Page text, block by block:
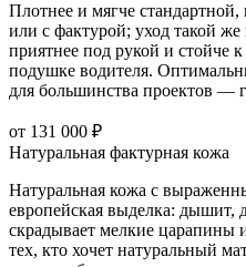
Плотнее и мягче
или с фактурой; уход такой
приятнее под рукой и стойче
подушке водителя.
для большинства проектов —
от 131 000 ₽
Натуральная фактурная кожа
Натуральная кожа с
европейская выделка: дышит,
скрадывает мелкие царапины
тех, кто хочет натуральный